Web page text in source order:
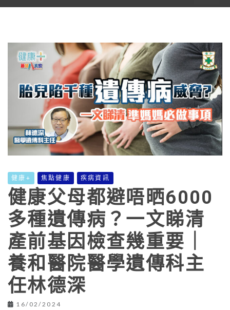
健康+ 焦點健康 疾病資訊
健康父母都避唔晒6000
多種遺傳病？一文睇清
產前基因檢查幾重要｜
養和醫院醫學遺傳科主
任林德深
16/02/2024